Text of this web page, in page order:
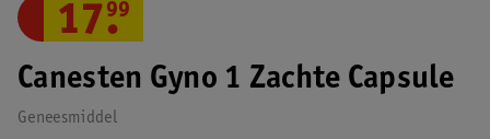
Canesten Gyno 1 Zachte Capsule
Geneesmiddel
17.
99